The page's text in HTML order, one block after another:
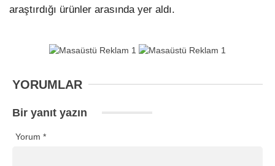
araştırdığı ürünler arasında yer aldı.
YORUMLAR
Bir yanıt yazın
Yorum *